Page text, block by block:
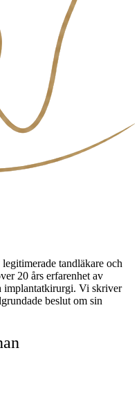
tandläkare och
20 års erfarenhet av
implantatkirurgi. Vi skriver
beslut om sin